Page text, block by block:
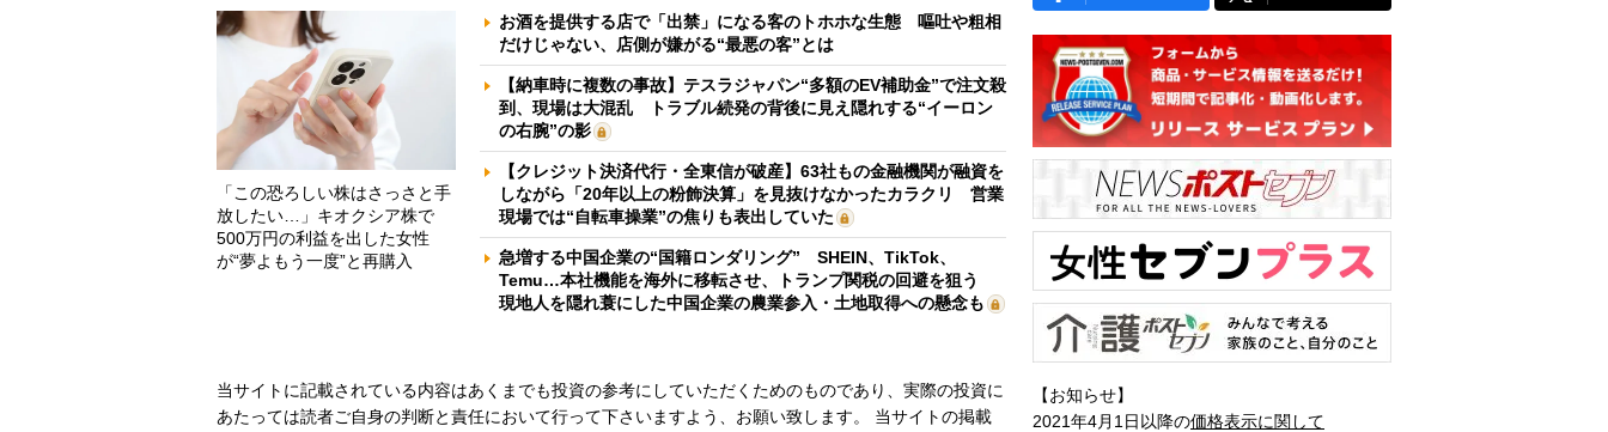
「この恐ろしい株はさっさと手
放したい…」キオクシア株で
500万円の利益を出した女性
が“夢よもう一度”と再購入
お酒を提供する店で「出禁」になる客のトホホな生態 嘔吐や粗相
だけじゃない、店側が嫌がる“最悪の客”とは
【納車時に複数の事故】テスラジャパン“多額のEV補助金”で注文殺
到、現場は大混乱 トラブル続発の背後に見え隠れする“イーロン
の右腕”の影
【クレジット決済代行・全東信が破産】63社もの金融機関が融資を
しながら「20年以上の粉飾決算」を見抜けなかったカラクリ 営業
現場では“自転車操業”の焦りも表出していた
急増する中国企業の“国籍ロンダリング” SHEIN、TikTok、
Temu…本社機能を海外に移転させ、トランプ関税の回避を狙う
現地人を隠れ蓑にした中国企業の農業参入・土地取得への懸念も
当サイトに記載されている内容はあくまでも投資の参考にしていただくためのものであり、実際の投資に
あたっては読者ご自身の判断と責任において行って下さいますよう、お願い致します。 当サイトの掲載
【お知らせ】
2021年4月1日以降の価格表示に関して